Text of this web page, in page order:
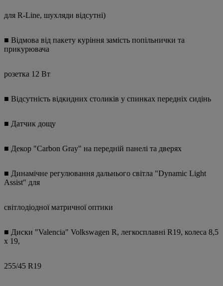
для R-Line, шухляди відсутні)
■ Відмова від пакету куріння замість попільнички та
прикурювача
розетка 12 Вт
■ Відсутність відкидних столиків у спинках передніх сидінь
■ Датчик дощу
■ Декор "Carbon Gray" на передній панелі та дверях
■ Динамічне регулювання дальнього світла "Dynamic Light
Assist" для
світлодіодної матричної оптики
■ Диски "Valencia" Volkswagen R, легкосплавні R19, колеса 8,5
x 19,
255/45 R19